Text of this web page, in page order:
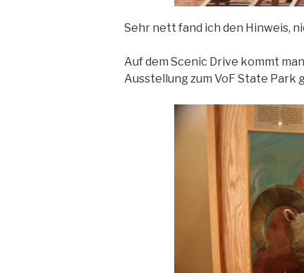
Sehr nett fand ich den Hinweis,
Auf dem Scenic Drive kommt
Ausstellung zum VoF State Park